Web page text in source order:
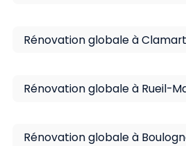
Rénovation globale à Clamart
Rénovation globale à Rueil-
Rénovation globale à